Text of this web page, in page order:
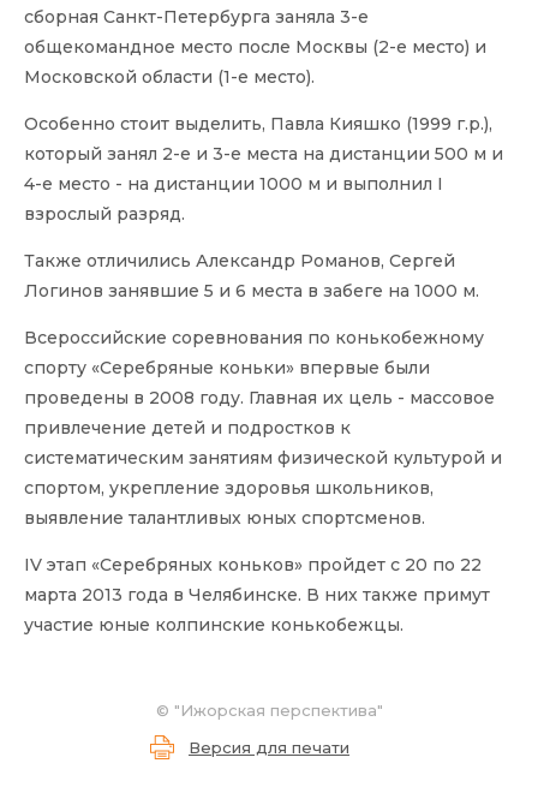
сборная Санкт-Петербурга заняла 3-е
общекомандное место после Москвы (2-е место) и
Московской области (1-е место).
Особенно стоит выделить, Павла Кияшко (1999 г.р.),
который занял 2-е и 3-е места на дистанции 500 м и
4-е место - на дистанции 1000 м и выполнил I
взрослый разряд.
Также отличились Александр Романов, Сергей
Логинов занявшие 5 и 6 места в забеге на 1000 м.
Всероссийские соревнования по конькобежному
спорту «Серебряные коньки» впервые были
проведены в 2008 году. Главная их цель - массовое
привлечение детей и подростков к
систематическим занятиям физической культурой и
спортом, укрепление здоровья школьников,
выявление талантливых юных спортсменов.
IV этап «Серебряных коньков» пройдет с 20 по 22
марта 2013 года в Челябинске. В них также примут
участие юные колпинские конькобежцы.
© "Ижорская перспектива"
Версия для печати